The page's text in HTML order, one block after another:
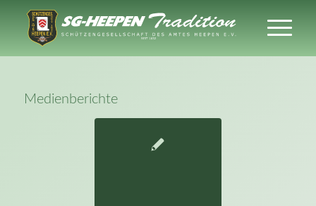
Medienberichte